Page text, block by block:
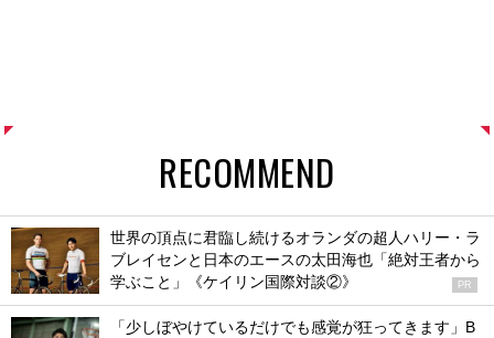
RECOMMEND
世界の頂点に君臨し続けるオランダの超人ハリー・ラ
ブレイセンと日本のエースの太田海也「絶対王者から
学ぶこと」《ケイリン国際対談②》
PR
「少しぼやけているだけでも感覚が狂ってきます」B